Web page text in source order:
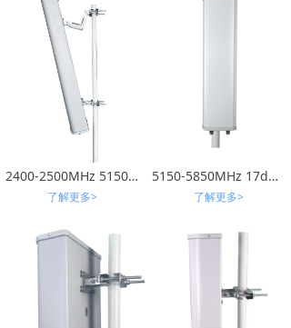
2400-2500MHz 5150-5850MHz 17dBi-VH-双频4口定制扇区天线
了解更多>
5150-5850MHz 17dBi 水平垂直双极化 扇区天线
了解更多>